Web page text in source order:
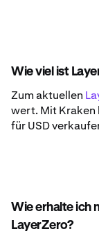
Wie viel ist
Zum aktuellen
wert. Mit Kraken
für USD
Wie erhalte ich
LayerZero?